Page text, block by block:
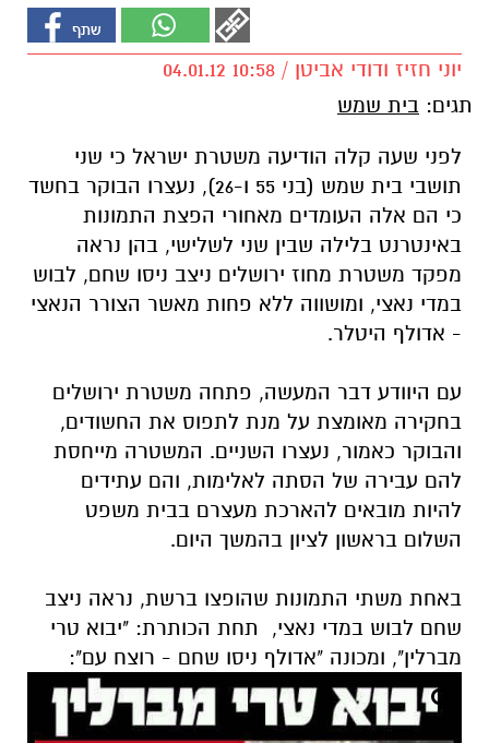
יוני חזיז ודודי אביטן / 10:58 04.01.12
תגים: בית שמש
לפני שעה קלה הודיעה משטרת ישראל כי שני
תושבי בית שמש (בני 55 ו-26), נעצרו הבוקר בחשד
כי הם אלה העומדים מאחורי הפצת התמונות
באינטרנט בלילה שבין שני לשלישי, בהן נראה
מפקד משטרת מחוז ירושלים ניצב ניסו שחם, לבוש
במדי נאצי, ומושווה ללא פחות מאשר הצורר הנאצי
- אדולף היטלר.
עם היוודע דבר המעשה, פתחה משטרת ירושלים
בחקירה מאומצת על מנת לתפוס את החשודים,
והבוקר כאמור, נעצרו השניים. המשטרה מייחסת
להם עבירה של הסתה לאלימות, והם עתידים
להיות מובאים להארכת מעצרם בבית משפט
השלום בראשון לציון בהמשך היום.
באחת משתי התמונות שהופצו ברשת, נראה ניצב
שחם לבוש במדי נאצי, תחת הכותרת: "יבוא טרי
מברלין", ומכונה "אדולף ניסו שחם - רוצח עם":